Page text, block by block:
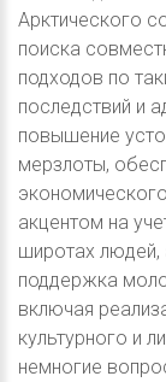
Арктического
поиска
подходов по
последствий и
повышение
мерзлоты,
акцентом на
широтах людей,
поддержка
включая
культурного и
немногие